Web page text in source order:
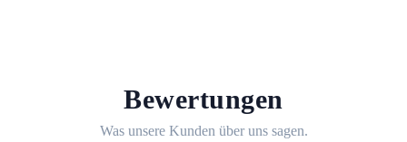
Bewertungen
Was unsere Kunden über uns sagen.